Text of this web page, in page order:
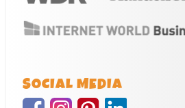
SOCIAL MEDIA